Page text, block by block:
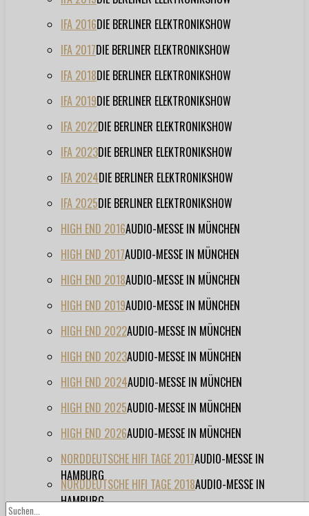
IFA 2016DIE BERLINER ELEKTRONIKSHOW
IFA 2017DIE BERLINER ELEKTRONIKSHOW
IFA 2018DIE BERLINER ELEKTRONIKSHOW
IFA 2019DIE BERLINER ELEKTRONIKSHOW
IFA 2022DIE BERLINER ELEKTRONIKSHOW
IFA 2023DIE BERLINER ELEKTRONIKSHOW
IFA 2024DIE BERLINER ELEKTRONIKSHOW
IFA 2025DIE BERLINER ELEKTRONIKSHOW
HIGH END 2016AUDIO-MESSE IN MÜNCHEN
HIGH END 2017AUDIO-MESSE IN MÜNCHEN
HIGH END 2018AUDIO-MESSE IN MÜNCHEN
HIGH END 2019AUDIO-MESSE IN MÜNCHEN
HIGH END 2022AUDIO-MESSE IN MÜNCHEN
HIGH END 2023AUDIO-MESSE IN MÜNCHEN
HIGH END 2024AUDIO-MESSE IN MÜNCHEN
HIGH END 2025AUDIO-MESSE IN MÜNCHEN
HIGH END 2026AUDIO-MESSE IN MÜNCHEN
NORDDEUTSCHE HIFI TAGE 2017AUDIO-MESSE IN
HAMBURG
NORDDEUTSCHE HIFI TAGE 2018AUDIO-MESSE IN
HAMBURG